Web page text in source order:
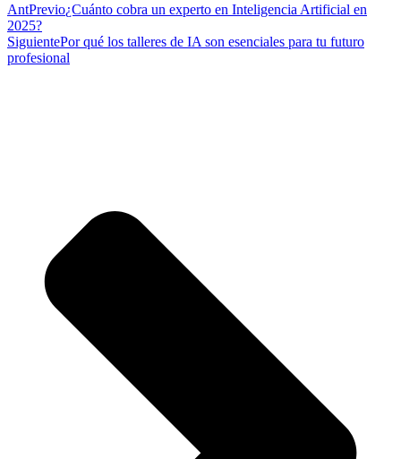
AntPrevio¿Cuánto cobra un experto en Inteligencia Artificial en
2025?
SiguientePor qué los talleres de IA son esenciales para tu futuro
profesional